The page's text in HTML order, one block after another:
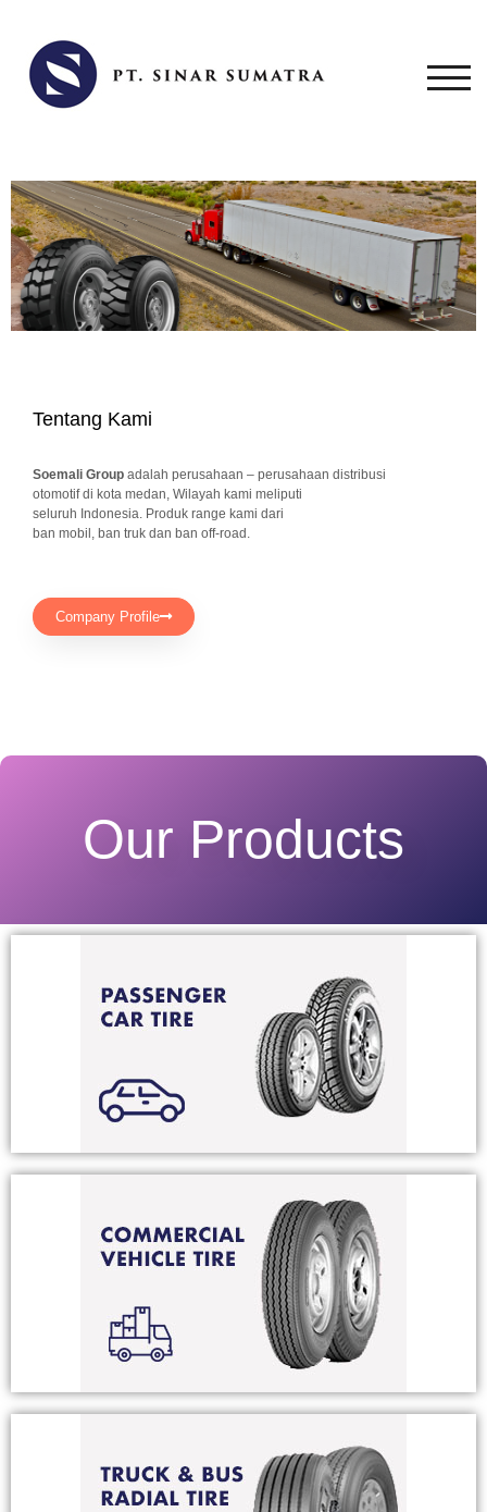
Tentang Kami
Soemali Group adalah perusahaan – perusahaan distribusi
otomotif di kota medan, Wilayah kami meliputi
seluruh Indonesia. Produk range kami dari
ban mobil, ban truk dan ban off-road.
Company Profile
Our Products